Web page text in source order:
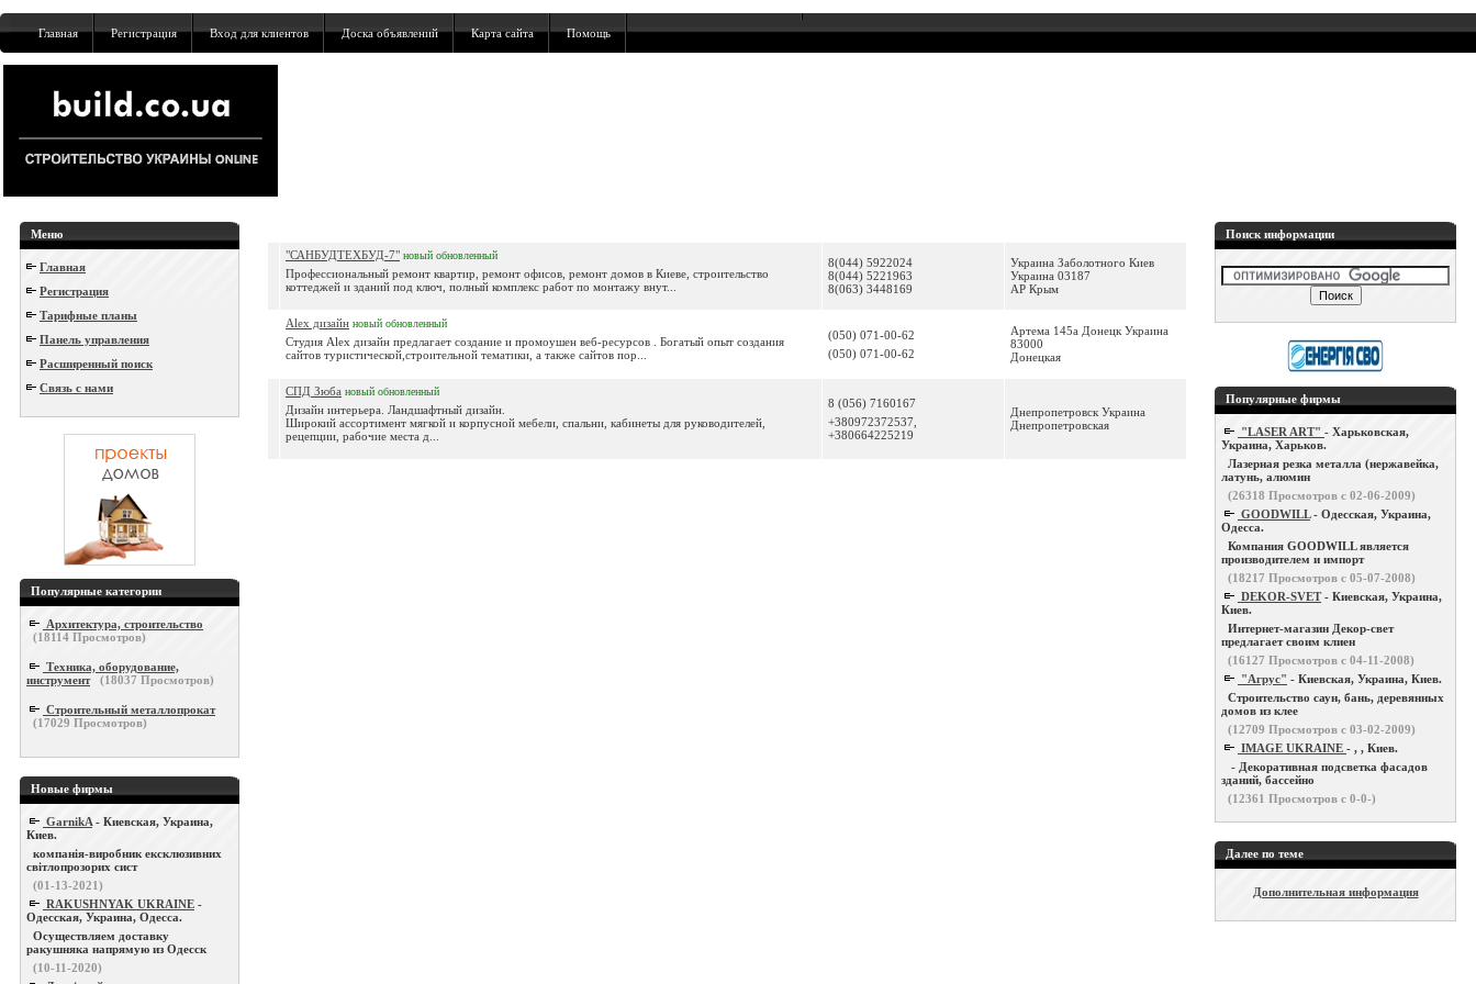
Главная Регистрация Вход для клиентов Доска объявлений Карта сайта Помощь
Меню
Главная
Регистрация
Тарифные планы
Панель управления
Расширенный поиск
Связь с нами
Популярные категории
Архитектура, строительство
(18114 Просмотров)
Техника, оборудование,
инструмент
(18037 Просмотров)
Строительный металлопрокат
(17029 Просмотров)
Новые фирмы
GarnikA - Киевская, Украина,
Киев.
компанія-виробник ексклюзивних
світлопрозорих сист
(01-13-2021)
RAKUSHNYAK UKRAINE -
Одесская, Украина, Одесса.
Осуществляем доставку
ракушняка напрямую из Одесск
(10-11-2020)
"САНБУДТЕХБУД-7" новый обновленный
Профессиональный ремонт квартир, ремонт офисов, ремонт домов в Киеве, строительство
коттеджей и зданий под ключ, полный комплекс работ по монтажу внут...
8(044) 5922024
8(044) 5221963
8(063) 3448169
Украина Заболотного Киев
Украина 03187
АР Крым
Alex дизайн новый обновленный
Студия Alex дизайн предлагает создание и промоушен веб-ресурсов . Богатый опыт создания
сайтов туристической,строительной тематики, a также сайтов пор...
(050) 071-00-62
(050) 071-00-62
Артема 145а Донецк Украина
83000
Донецкая
СПД Зюба новый обновленный
Дизайн интерьера. Ландшафтный дизайн.
Широкий ассортимент мягкой и корпусной мебели, спальни, кабинеты для руководителей,
рецепции, рабочие места д...
8 (056) 7160167
+380972372537,
+380664225219
Днепропетровск Украина
Днепропетровская
Поиск информации
Популярные фирмы
"LASER ART" - Харьковская,
Украина, Харьков.
Лазерная резка металла (нержавейка,
латунь, алюмин
(26318 Просмотров с 02-06-2009)
GOODWILL- Одесская, Украина,
Одесса.
Компания GOODWILL является
производителем и импорт
(18217 Просмотров с 05-07-2008)
DEKOR-SVET- Киевская, Украина,
Киев.
Интернет-магазин Декор-свет
предлагает своим клиен
(16127 Просмотров с 04-11-2008)
"Агрус" - Киевская, Украина, Киев.
Строительство саун, бань, деревянных
домов из клее
(12709 Просмотров с 03-02-2009)
IMAGE UKRAINE - , , Киев.
- Декоративная подсветка фасадов
зданий, бассейно
(12361 Просмотров с 0-0-)
Далее по теме
Дополнительная информация